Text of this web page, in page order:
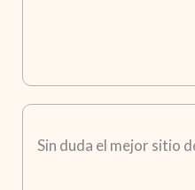
Sin duda el mejor sitio